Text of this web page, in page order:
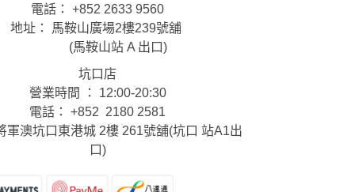
電話： +852 2633 9560
地址： 馬鞍山廣場2樓239號舖
(馬鞍山站 A 出口)
坑口店
營業時間 ： 12:00-20:30
電話： +852 2180 2581
軍澳坑口東港城 2樓 261號舖(坑口 站A1出
口)